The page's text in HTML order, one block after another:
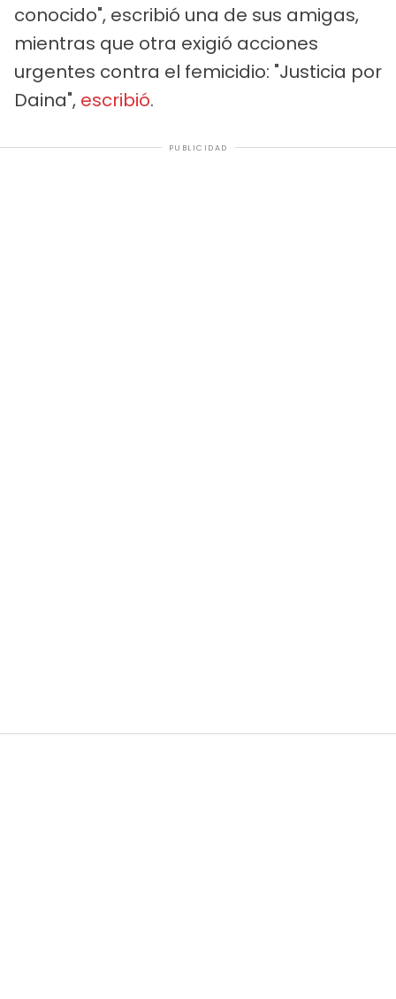
conocido", escribió una de sus amigas,
mientras que otra exigió acciones
urgentes contra el femicidio: "Justicia por
Daina", escribió.
PUBLICIDAD